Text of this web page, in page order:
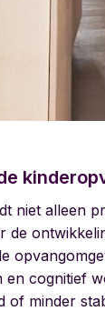
niet alleen
de
en cognitief
of minder